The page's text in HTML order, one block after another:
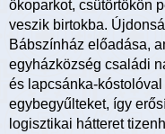
ökoparkot, csütörtökön
veszik birtokba.
Bábszínház előadása,
egyházközség családi
és lapcsánka-
egybegyűlteket, így
logisztikai hátteret